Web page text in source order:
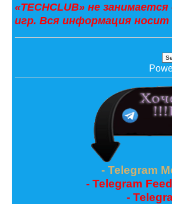
«TECHCLUB» не
игр. Вся информация носит
- Telegram
- Telegram
-